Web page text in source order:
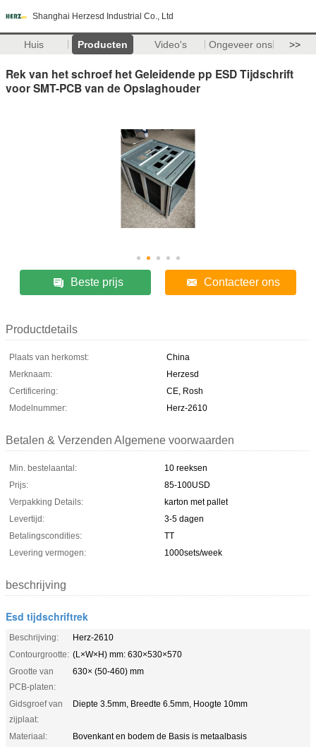
Shanghai Herzesd Industrial Co., Ltd
Huis Producten Video's Ongeveer ons >>
Rek van het schroef het Geleidende pp ESD Tijdschrift
voor SMT-PCB van de Opslaghouder
Beste prijs Contacteer ons
Productdetails
Plaats van herkomst:
China
Merknaam:
Herzesd
Certificering:
CE, Rosh
Modelnummer:
Herz-2610
Betalen & Verzenden Algemene voorwaarden
Min. bestelaantal:
10 reeksen
Prijs:
85-100USD
Verpakking Details:
karton met pallet
Levertijd:
3-5 dagen
Betalingscondities:
TT
Levering vermogen:
1000sets/week
beschrijving
Esd tijdschriftrek
Beschrijving:
Herz-2610
Contourgrootte: (L×W×H) mm: 630×530×570
Grootte van
PCB-platen:
630× (50-460) mm
Gidsgroef van
zijplaat:
Diepte 3.5mm, Breedte 6.5mm, Hoogte 10mm
Materiaal:
Bovenkant en bodem de Basis is metaalbasis